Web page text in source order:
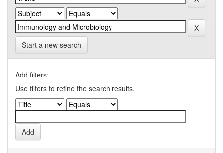
Start a new search
Add filters:
Use filters to refine the search results.